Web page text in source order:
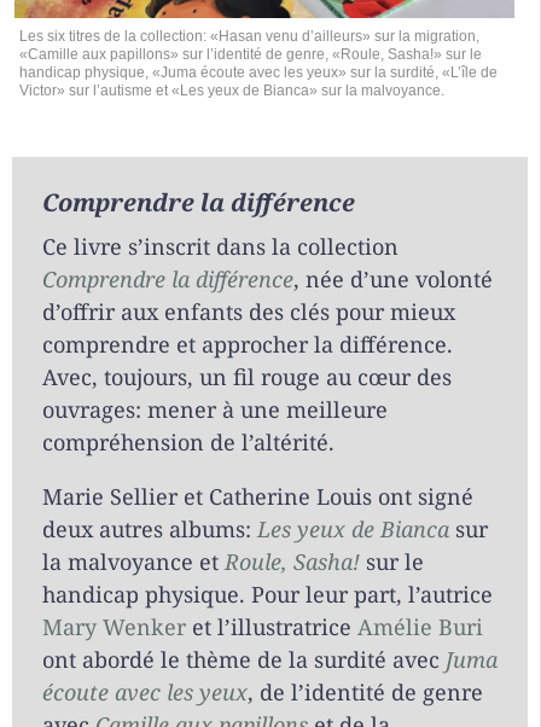
Les six titres de la collection: «Hasan venu d’ailleurs» sur la migration,
«Camille aux papillons» sur l’identité de genre, «Roule, Sasha!» sur le
handicap physique, «Juma écoute avec les yeux» sur la surdité, «L’île de
Victor» sur l’autisme et «Les yeux de Bianca» sur la malvoyance.
Comprendre la différence
Ce livre s’inscrit dans la collection
Comprendre la différence, née d’une volonté
d’offrir aux enfants des clés pour mieux
comprendre et approcher la différence.
Avec, toujours, un fil rouge au cœur des
ouvrages: mener à une meilleure
compréhension de l’altérité.
Marie Sellier et Catherine Louis ont signé
deux autres albums: Les yeux de Bianca sur
la malvoyance et Roule, Sasha! sur le
handicap physique. Pour leur part, l’autrice
Mary Wenker et l’illustratrice Amélie Buri
ont abordé le thème de la surdité avec Juma
écoute avec les yeux, de l’identité de genre